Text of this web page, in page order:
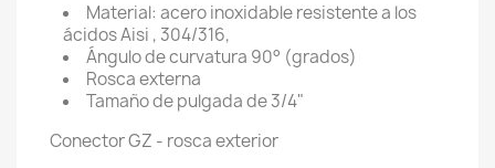
Material: acero inoxidable resistente a los
ácidos Aisi , 304/316,
Ángulo de curvatura 90° (grados)
Rosca externa
Tamaño de pulgada de 3/4"
Conector GZ - rosca exterior